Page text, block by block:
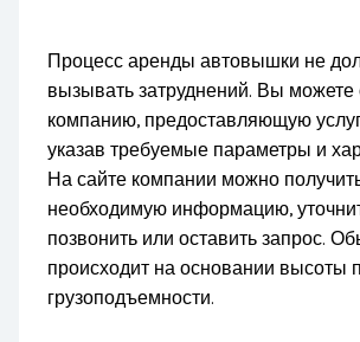
Процесс аренды автовышки не
вызывать затруднений. Вы можете
компанию, предоставляющую
указав требуемые параметры и
На сайте компании можно
необходимую информацию,
позвонить или оставить запрос.
происходит на основании высоты
грузоподъемности.